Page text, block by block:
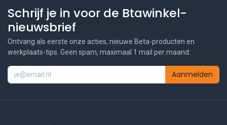
Schrijf je in voor de Btawinkel-
nieuwsbrief
Ontvang als eerste onze acties, nieuwe Beta-producten en
werkplaats-tips. Geen spam, maximaal 1 mail per maand.
Aanmelden